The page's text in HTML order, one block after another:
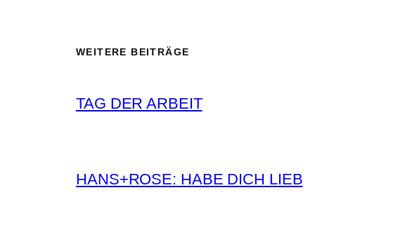
WEITERE BEITRÄGE
TAG DER ARBEIT
HANS+ROSE: HABE DICH LIEB